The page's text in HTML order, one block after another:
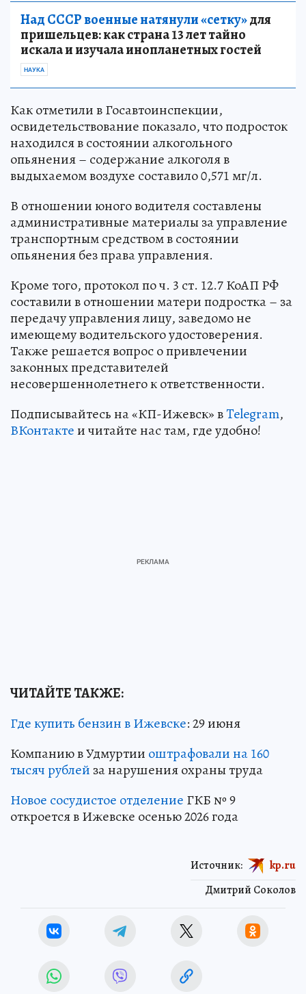
Над СССР военные натянули «сетку»для
пришельцев: как страна 13 лет тайно
искала и изучала инопланетных гостей
НАУКА
Как отметили в Госавтоинспекции,
освидетельствование показало, что подросток
находился в состоянии алкогольного
опьянения – содержание алкоголя в
выдыхаемом воздухе составило 0,571 мг/л.
В отношении юного водителя составлены
административные материалы за управление
транспортным средством в состоянии
опьянения без права управления.
Кроме того, протокол по ч. 3 ст. 12.7 КоАП РФ
составили в отношении матери подростка – за
передачу управления лицу, заведомо не
имеющему водительского удостоверения.
Также решается вопрос о привлечении
законных представителей
несовершеннолетнего к ответственности.
Подписывайтесь на «КП-Ижевск» вTelegram,
ВКонтактеи читайте нас там, где удобно!
ЧИТАЙТЕ ТАКЖЕ:
Где купить бензин в Ижевске: 29 июня
Компанию в Удмуртии оштрафовали на 160
тысяч рублей за нарушения охраны труда
Новое сосудистое отделение ГКБ № 9
откроется в Ижевске осенью 2026 года
Дмитрий Соколов
Источник: kp.ru